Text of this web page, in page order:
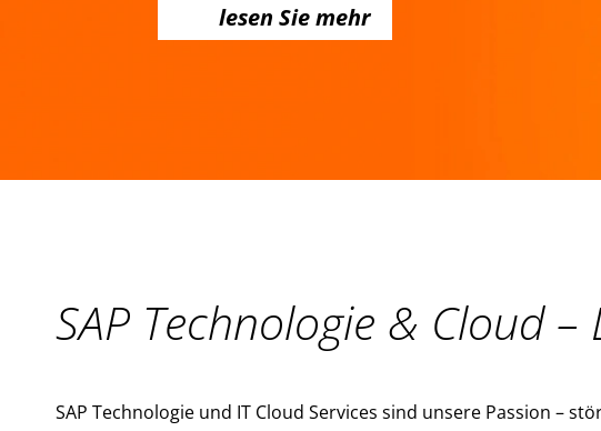
lesen Sie mehr
SAP Technologie & Cloud –
SAP Technologie und IT Cloud Services sind unsere Passion –